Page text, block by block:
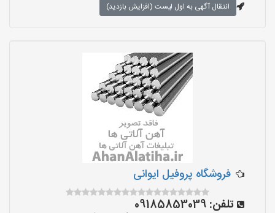
انتقال آگهی به اول لیست (افزایش بازدید)
فروشگاه پروفیل ایوانی
تلفن: 09185853039